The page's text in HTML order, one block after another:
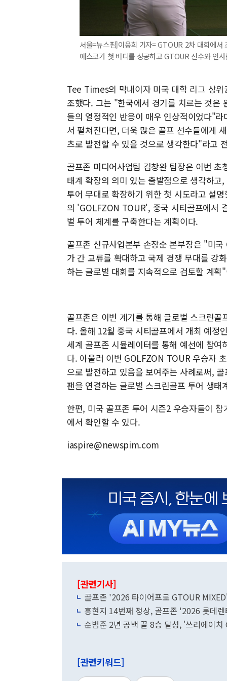
서울=뉴스핌]이웅희 기자= GTOUR 2차 대회에
에스코가 첫 버디를 성공하고 GTOUR 선수와
Tee Times의 막내이자 미국 대학 리그 상
조했다. 그는 "한국에서 경기를 치르는 것은
들의 열정적인 반응이 매우 인상적이었다"
서 펼쳐진다면, 더욱 많은 골프 선수들에게
츠로 발전할 수 있을 것으로 생각한다"라고
골프존 미디어사업팀 김창완 팀장은 이번
태계 확장의 의미 있는 출발점으로 생각하
투어 무대로 확장하기 위한 첫 시도라고 설
의 'GOLFZON TOUR', 중국 시티골프에서
벌 투어 체계를 구축한다는 계획이다.
골프존 신규사업본부 손장순 본부장은 "미
가 간 교류를 확대하고 국제 경쟁 무대를 강
하는 글로벌 대회를 지속적으로 검토할 계획
골프존은 이번 계기를 통해 글로벌 스크린
다. 올해 12월 중국 시티골프에서 개최 예
세계 골프존 시뮬레이터를 통해 예선에 참
다. 아울러 이번 GOLFZON TOUR 우승자
으로 발전하고 있음을 보여주는 사례로써,
팬을 연결하는 글로벌 스크린골프 투어 생
한편, 미국 골프존 투어 시즌2 우승자들이
에서 확인할 수 있다.
iaspire@newspim.com
[관련기사]
골프존 '2026 타이어프로 GTOUR
홍현지 14번째 정상, 골프존 '2026 롯데
순범준 2년 공백 끝 8승 달성, '쓰리에이
[관련키워드]